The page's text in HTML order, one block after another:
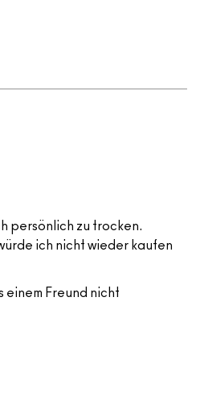
persönlich zu trocken.
ich nicht wieder kaufen
einem Freund nicht